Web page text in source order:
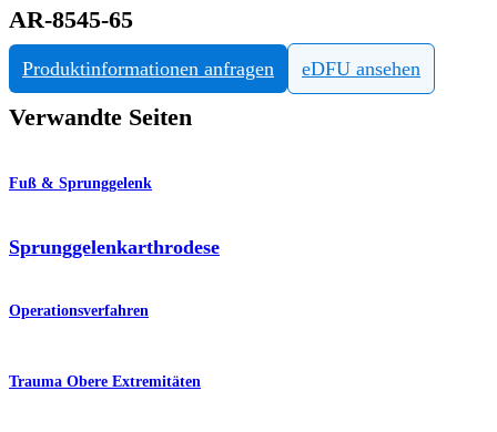
AR-8545-65
Produktinformationen anfragen eDFU ansehen
Verwandte Seiten
Fuß & Sprunggelenk
Sprunggelenkarthrodese
Operationsverfahren
Trauma Obere Extremitäten